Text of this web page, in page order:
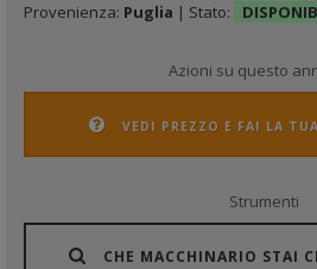
Provenienza: Puglia | Stato:
Azioni su questo
VEDI PREZZO E FAI LA
Strumenti
CHE MACCHINARIO STAI